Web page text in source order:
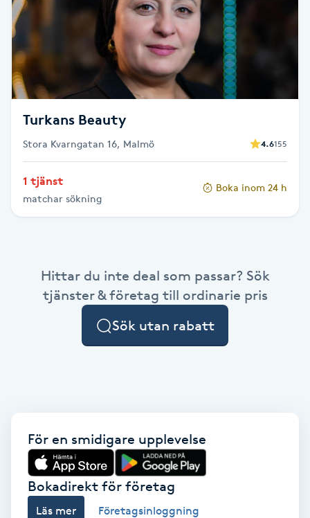
Gellack med förstärkning
Gravidmassage
Gravidyoga
Gruppträning
Gua Sha-massage
Headspa
Hot Stone Massage
Turkans Beauty
Stora Kvarngatan 16, Malmö 4.6155
1 tjänst
matchar sökning
Boka inom 24 h
Hittar du inte deal som passar? Sök
tjänster & företag till ordinarie pris
Sök utan rabatt
För en smidigare upplevelse
Bokadirekt för företag
Läs mer Företagsinloggning